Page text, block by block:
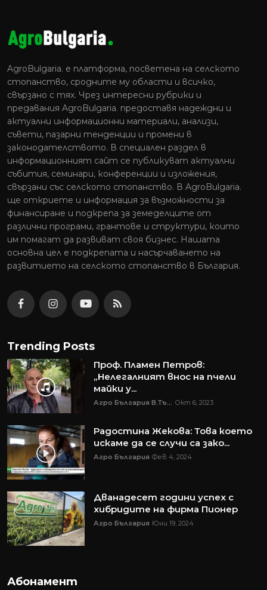
AgroBulgaria. e платформа, посветена на селското
стопанство, сродните му области и всичко,
свързано с тях. Чрез интересни рубрики и
предавания AgroBulgaria. предоставя надеждни и
актуални информационни материали, анализи,
съвети, пазарни тенденции и промени в
законодателството. В специален раздел в
информационният сайт се публикуват актуални
събития, семинари, конференции и изложения,
свързани със селското стопанство. В AgroBulgaria.
ще откриете и информация за възможности за
финансиране и подкрепа за земеделците от
различни програми, грантове и структури, които
им помагат да развиват своя бизнес. Нашата
основна цел е подкрепата и насърчаването на
развитието на селското стопанство в България.
Trending Posts
Проф. Пламен Петров:
„Нелегалният внос на пчели
майки у...
Агро България В.Тъ... Окт 6, 2023
Радостина Жекова: Това което
искаме да се случи са зако...
Агро България Фев 4, 2024
Дванадесет години успех с
хибридите на фирма Пионер
Агро България Юни 19, 2024
Абонамент